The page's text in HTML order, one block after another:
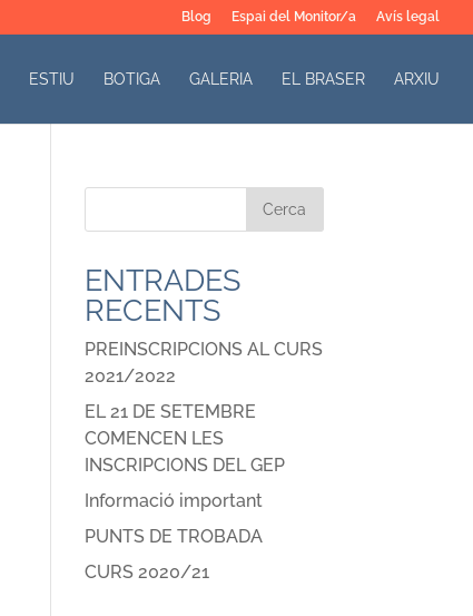
Blog Espai del Monitor/a Avís legal
ESTIU BOTIGA GALERIA EL BRASER ARXIU
ENTRADES
RECENTS
PREINSCRIPCIONS AL CURS
2021/2022
EL 21 DE SETEMBRE
COMENCEN LES
INSCRIPCIONS DEL GEP
Informació important
PUNTS DE TROBADA
CURS 2020/21